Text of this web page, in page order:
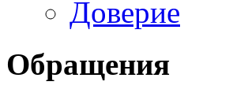
Доверие
Обращения